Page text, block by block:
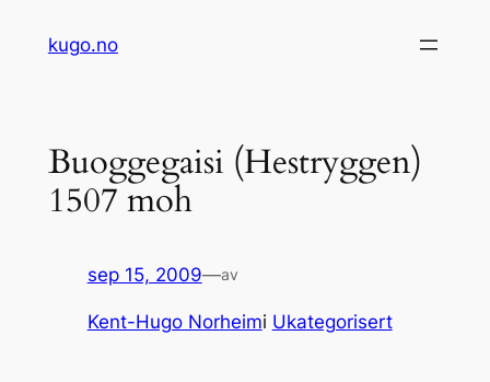
kugo.no
Buoggegaisi (Hestryggen)
1507 moh
sep 15, 2009—av
Kent-Hugo Norheimi Ukategorisert